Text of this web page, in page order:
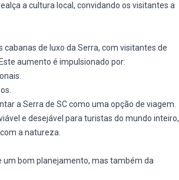
a cultura local, convidando os visitantes a
de luxo da Serra, com visitantes de
aumento é impulsionado por:
a Serra de SC como uma opção de viagem.
e desejável para turistas do mundo inteiro,
a natureza.
um bom planejamento, mas também da